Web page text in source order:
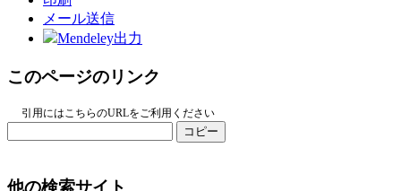
メール送信
Mendeley出力
このページのリンク
引用にはこちらのURLをご利用ください
コピー
他の検索サイト